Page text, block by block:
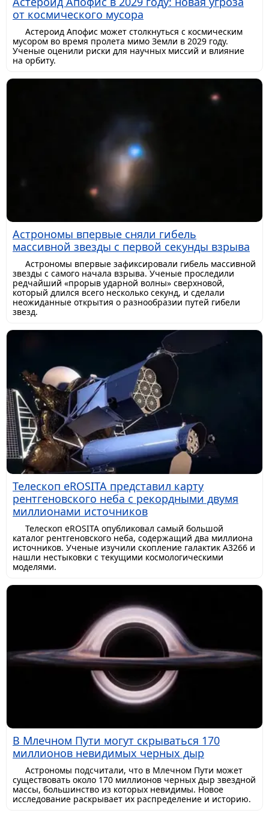
от космического мусора
Астероид Апофис может столкнуться с космическим
мусором во время пролета мимо Земли в 2029 году.
Ученые оценили риски для научных миссий и влияние
на орбиту.
Астрономы впервые сняли гибель
массивной звезды с первой секунды взрыва
Астрономы впервые зафиксировали гибель массивной
звезды с самого начала взрыва. Ученые проследили
редчайший «прорыв ударной волны» сверхновой,
который длился всего несколько секунд, и сделали
неожиданные открытия о разнообразии путей гибели
звезд.
Телескоп eROSITA представил карту
рентгеновского неба с рекордными двумя
миллионами источников
Телескоп eROSITA опубликовал самый большой
каталог рентгеновского неба, содержащий два миллиона
источников. Ученые изучили скопление галактик A3266 и
нашли нестыковки с текущими космологическими
моделями.
В Млечном Пути могут скрываться 170
миллионов невидимых черных дыр
Астрономы подсчитали, что в Млечном Пути может
существовать около 170 миллионов черных дыр звездной
массы, большинство из которых невидимы. Новое
исследование раскрывает их распределение и историю.